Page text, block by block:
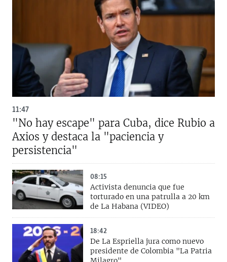
11:47
"No hay escape" para Cuba, dice Rubio a
Axios y destaca la "paciencia y
persistencia"
08:15
Activista denuncia que fue
torturado en una patrulla a 20 km
de La Habana (VIDEO)
18:42
De La Espriella jura como nuevo
presidente de Colombia "La Patria